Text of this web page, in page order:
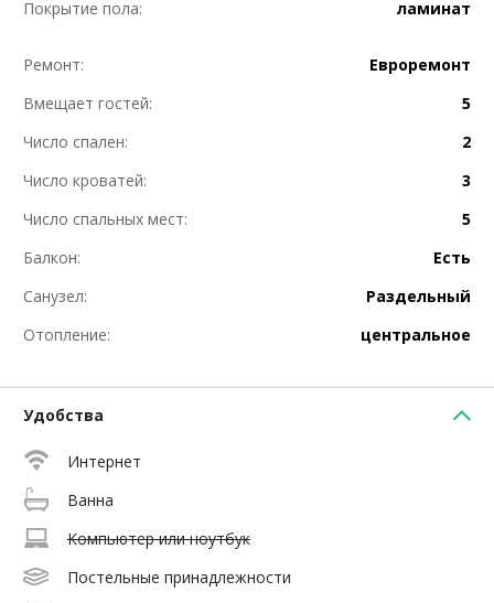
Покрытие пола:
ламинат
Ремонт:
Евроремонт
Вмещает гостей:
5
Число спален:
2
Число кроватей:
3
Число спальных мест:
5
Балкон:
Есть
Санузел:
Раздельный
Отопление:
центральное
Удобства
Интернет
Ванна
Компьютер или ноутбук
Постельные принадлежности